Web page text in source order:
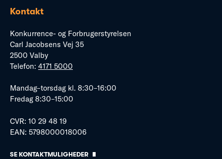
Kontakt
Konkurrence- og Forbrugerstyrelsen
Carl Jacobsens Vej 35
2500 Valby
Telefon: 4171 5000
Mandag–torsdag kl. 8:30–16:00
Fredag 8:30–15:00
CVR: 10 29 48 19
EAN: 5798000018006
SE KONTAKTMULIGHEDER